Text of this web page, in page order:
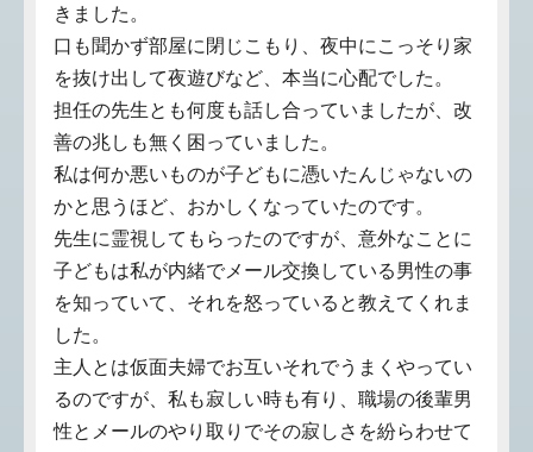
きました。
口も聞かず部屋に閉じこもり、夜中にこっそり家
を抜け出して夜遊びなど、本当に心配でした。
担任の先生とも何度も話し合っていましたが、改
善の兆しも無く困っていました。
私は何か悪いものが子どもに憑いたんじゃないの
かと思うほど、おかしくなっていたのです。
先生に霊視してもらったのですが、意外なことに
子どもは私が内緒でメール交換している男性の事
を知っていて、それを怒っていると教えてくれま
した。
主人とは仮面夫婦でお互いそれでうまくやってい
るのですが、私も寂しい時も有り、職場の後輩男
性とメールのやり取りでその寂しさを紛らわせて